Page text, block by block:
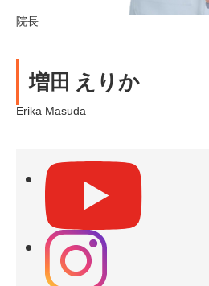
院長
増田 えりか
Erika Masuda